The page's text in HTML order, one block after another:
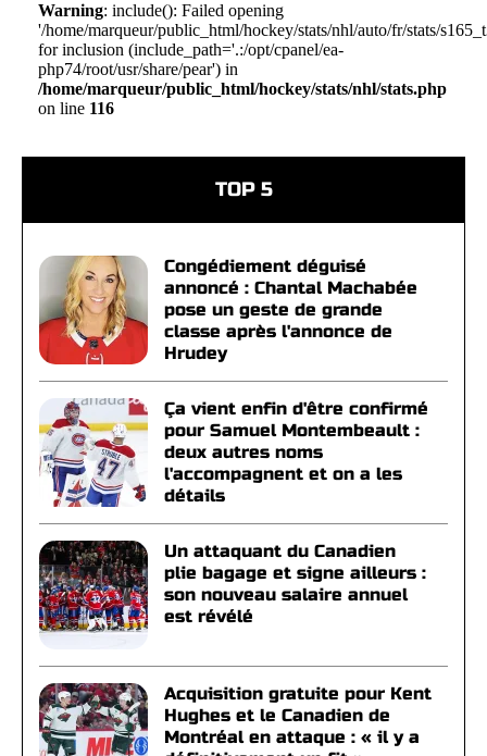
Warning: include(): Failed opening
'/home/marqueur/public_html/hockey/stats/nhl/auto/fr/stats/
for inclusion (include_path='.:/opt/cpanel/ea-
php74/root/usr/share/pear') in
/home/marqueur/public_html/hockey/stats/nhl/stats.php
on line 116
TOP 5
Congédiement déguisé
annoncé : Chantal Machabée
pose un geste de grande
classe après l'annonce de
Hrudey
Ça vient enfin d'être confirmé
pour Samuel Montembeault :
deux autres noms
l'accompagnent et on a les
détails
Un attaquant du Canadien
plie bagage et signe ailleurs :
son nouveau salaire annuel
est révélé
Acquisition gratuite pour Kent
Hughes et le Canadien de
Montréal en attaque : « il y a